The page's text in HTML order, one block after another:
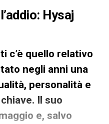
Hysaj
c’è quello relativo
negli anni una
personalità e
Il suo
e, salvo